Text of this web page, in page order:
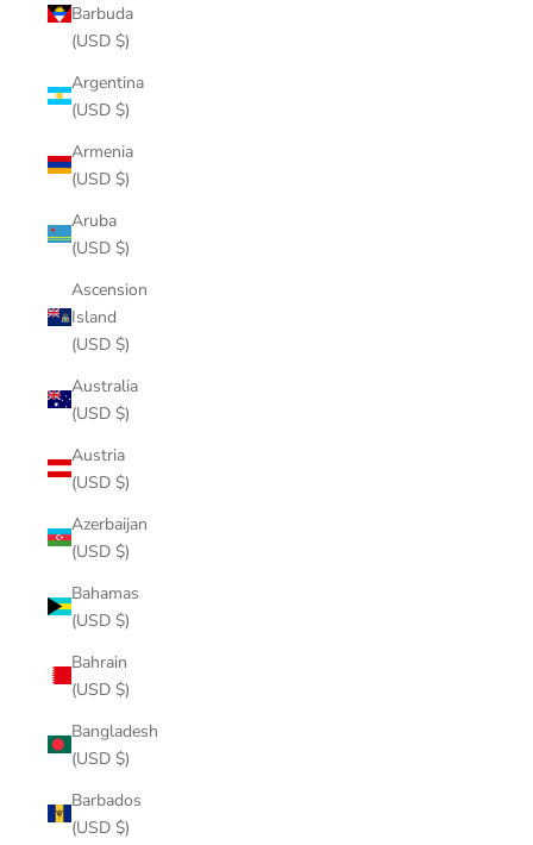
Barbuda
(USD $)
Argentina
(USD $)
Armenia
(USD $)
Aruba
(USD $)
Ascension
Island
(USD $)
Australia
(USD $)
Austria
(USD $)
Azerbaijan
(USD $)
Bahamas
(USD $)
Bahrain
(USD $)
Bangladesh
(USD $)
Barbados
(USD $)